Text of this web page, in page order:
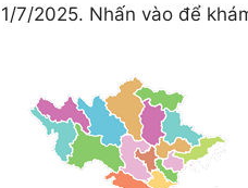
1/7/2025. Nhấn vào để